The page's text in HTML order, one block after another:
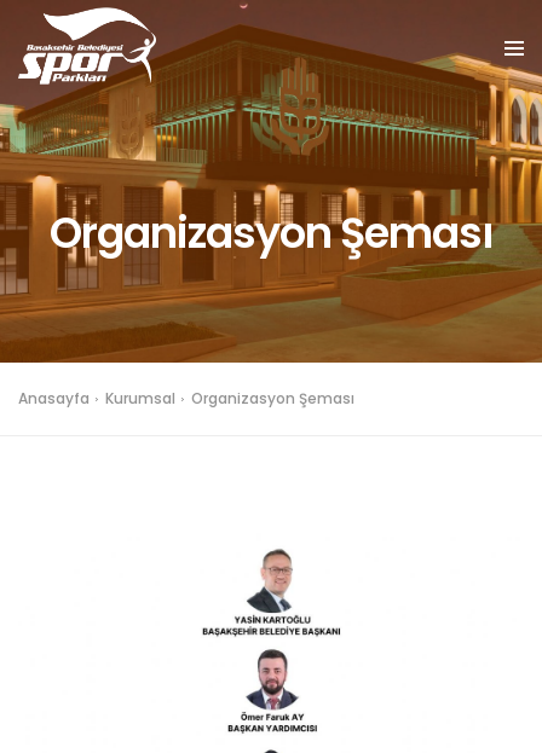
Organizasyon Şeması
Anasayfa Kurumsal Organizasyon Şeması